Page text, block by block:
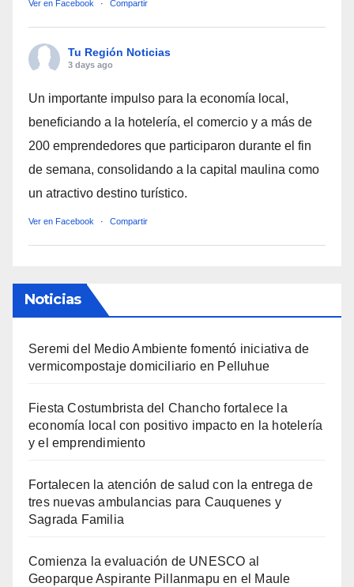
Ver en Facebook · Compartir
Tu Región Noticias
3 days ago
Un importante impulso para la economía local,
beneficiando a la hotelería, el comercio y a más de
200 emprendedores que participaron durante el fin
de semana, consolidando a la capital maulina como
un atractivo destino turístico.
Ver en Facebook · Compartir
Noticias
Seremi del Medio Ambiente fomentó iniciativa de
vermicompostaje domiciliario en Pelluhue
Fiesta Costumbrista del Chancho fortalece la
economía local con positivo impacto en la hotelería
y el emprendimiento
Fortalecen la atención de salud con la entrega de
tres nuevas ambulancias para Cauquenes y
Sagrada Familia
Comienza la evaluación de UNESCO al
Geoparque Aspirante Pillanmapu en el Maule